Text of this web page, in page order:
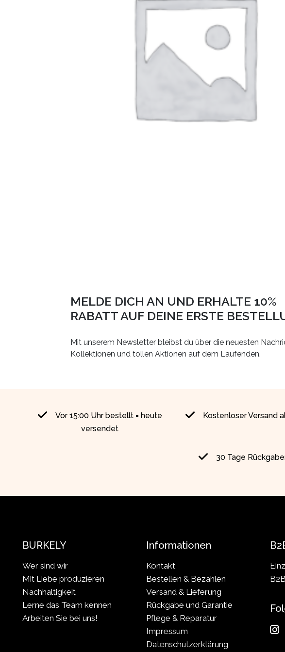
MELDE DICH AN UND ERHALTE 10%
RABATT AUF DEINE ERSTE
Mit unserem Newsletter bleibst du über die neuesten
Kollektionen und tollen Aktionen auf dem Laufenden.
Vor 15:00 Uhr bestellt = heute
versendet
Kostenloser Versand
30 Tage
BURKELY
Wer sind wir
Mit Liebe produzieren
Nachhaltigkeit
Lerne das Team kennen
Arbeiten Sie bei uns!
Informationen
Kontakt
Bestellen & Bezahlen
Versand & Lieferung
Rückgabe und Garantie
Pflege & Reparatur
Impressum
Datenschutzerklärung